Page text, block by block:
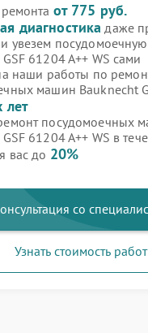
от 775 руб.
диагностика даже
увезем
61204 A++ WS сами
наши работы по
машин Bauknecht
лет
посудомоечных
61204 A++ WS в
вас до 20%
со
Узнать стоимость работ